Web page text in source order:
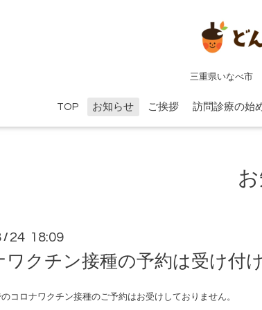
三重県いなべ市
TOP お知らせ ご挨拶 訪問診療の始
/ 24 18:09
ワクチン接種の予約は受け付
コロナワクチン接種のご予約はお受けしておりません。